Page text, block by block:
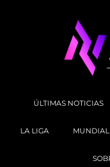
ÚLTIMAS NOTICIAS
LA LIGA